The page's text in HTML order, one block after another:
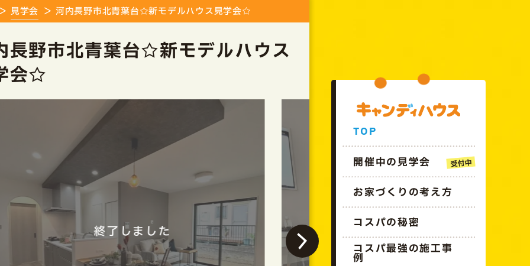
TOP
開催中の見学会
お家づくりの考え方
コスパの秘密
コスパ最強の施工事
例
GO!!CANDYHOUSE
見学会 河内長野市北青葉台☆新モデルハウス見学会☆
長野市北青葉台☆新モデルハウス
会☆
終了しました 終了しました